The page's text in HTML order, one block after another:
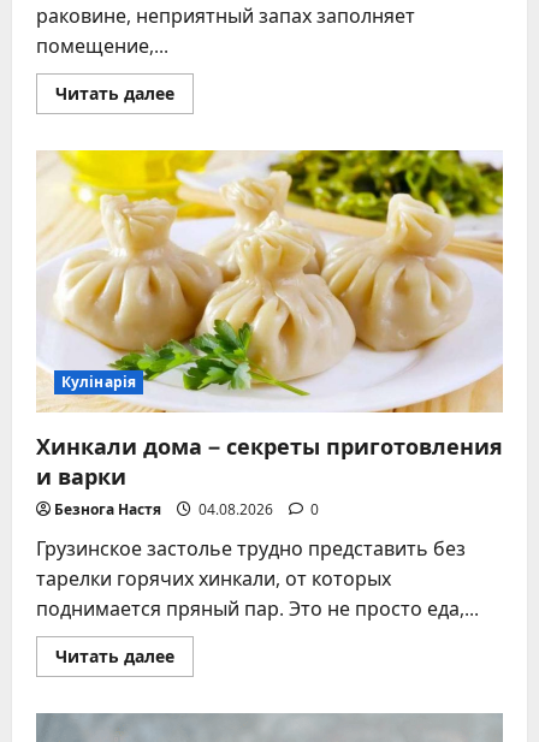
раковине, неприятный запах заполняет
помещение,...
Читать далееПрочитать
больше
прочистить
слив
на
кухне:
5
простых
способов,
которые
действительно
работают
Кулінарія
Хинкали дома – секреты приготовления
и варки
Безнога Настя 04.08.2026 0
Грузинское застолье трудно представить без
тарелки горячих хинкали, от которых
поднимается пряный пар. Это не просто еда,...
Читать далееПрочитать
больше